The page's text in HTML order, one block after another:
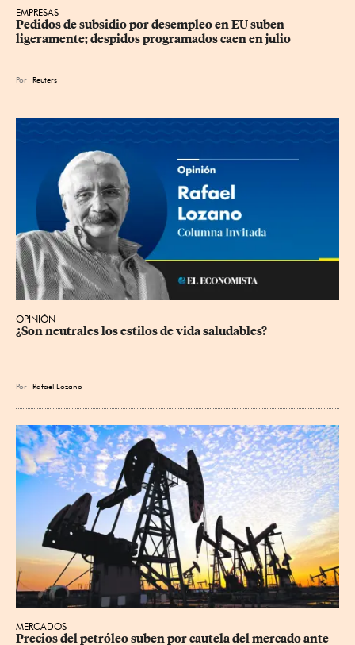
EMPRESAS
Pedidos de subsidio por desempleo en EU suben
ligeramente; despidos programados caen en julio
Por Reuters
OPINIÓN
¿Son neutrales los estilos de vida saludables?
Por Rafael Lozano
MERCADOS
Precios ⁠del petróleo suben por cautela del mercado ante